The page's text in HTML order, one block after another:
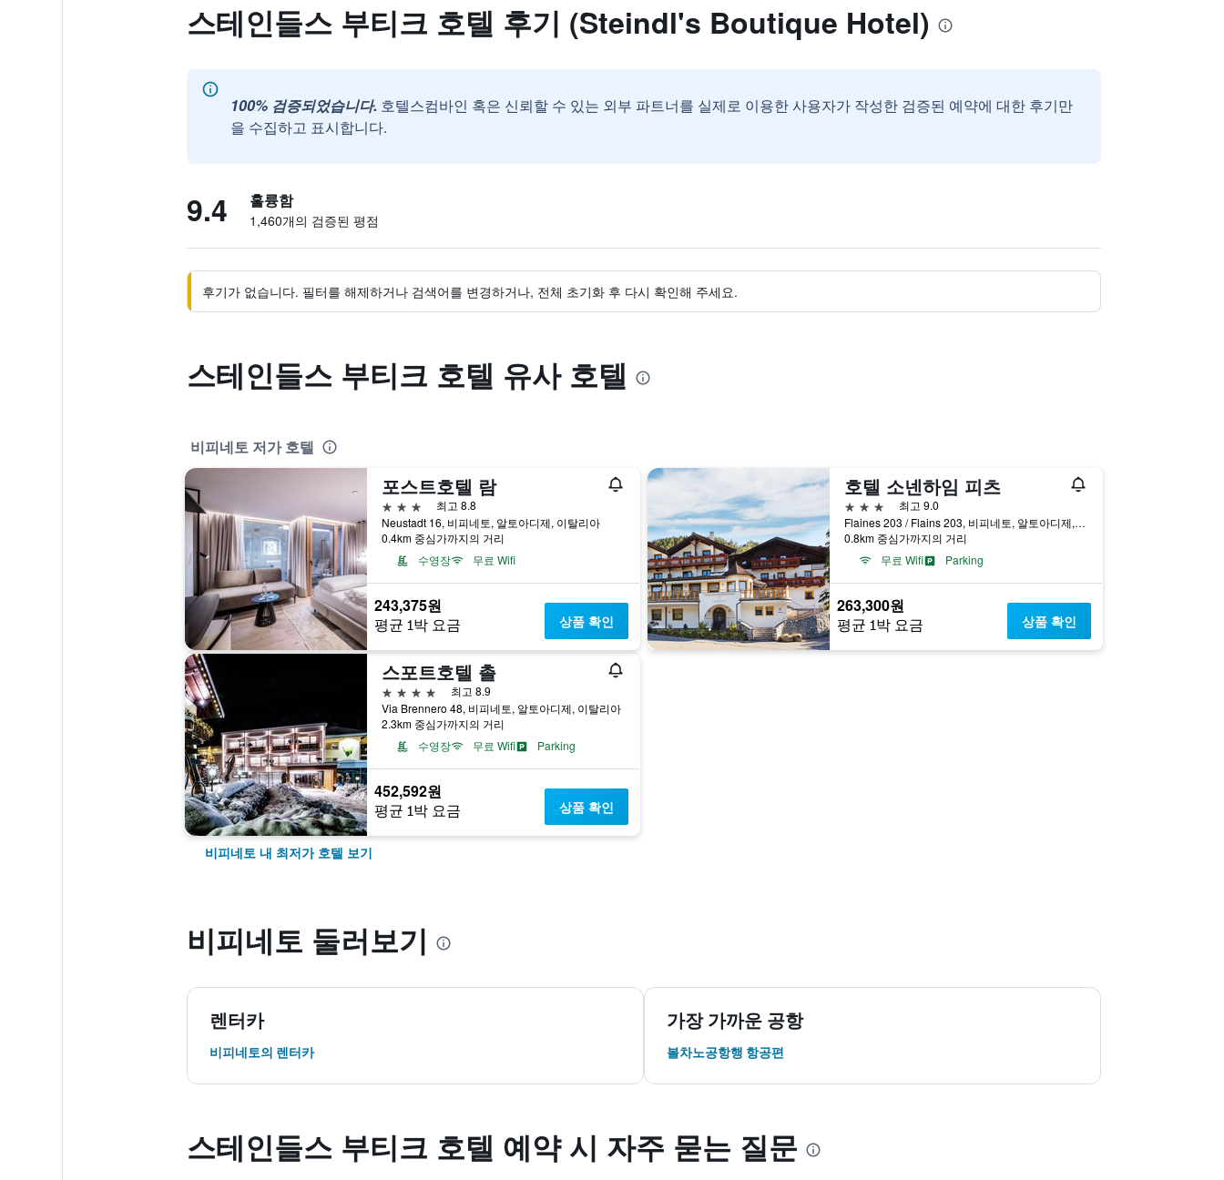
스테인들스 부티크 호텔 후기 (Steindl's Boutique Hotel)
100% 검증되었습니다. 호텔스컴바인 혹은 신뢰할 수 있는 외부 파트너를 실제로 이용한 사용자가 작성한 검증된 예약에 대한 후기만
을 수집하고 표시합니다.
9.4 훌륭함
1,460개의 검증된 평점
후기가 없습니다. 필터를 해제하거나 검색어를 변경하거나, 전체 초기화 후 다시 확인해 주세요.
스테인들스 부티크 호텔 유사 호텔
비피네토 저가 호텔
포스트호텔 람
3성급
최고 8.8
Neustadt 16, 비피네토, 알토아디제, 이탈리아
0.4km 중심가까지의 거리
수영장
무료 Wifi
243,375원
평균 1박 요금 상품 확인
호텔 소넨하임 피츠
3성급
최고 9.0
Flaines 203 / Flains 203, 비피네토, 알토아디제, 이탈리아
0.8km 중심가까지의 거리
무료 Wifi
Parking
263,300원
평균 1박 요금 상품 확인
스포트호텔 촐
4성급
최고 8.9
Via Brennero 48, 비피네토, 알토아디제, 이탈리아
2.3km 중심가까지의 거리
수영장
무료 Wifi Parking
452,592원
평균 1박 요금 상품 확인
비피네토 내 최저가 호텔 보기
비피네토 둘러보기
렌터카
비피네토​의 렌터카
가장 가까운 공항
볼차노공항행 항공편
스테인들스 부티크 호텔 예약 시 자주 묻는 질문